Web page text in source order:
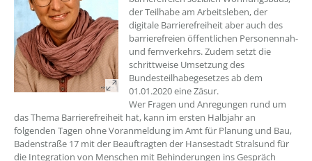
der Teilhabe am Arbeitsleben, der
digitale Barrierefreiheit aber auch des
barrierefreien öffentlichen Personennah-
und fernverkehrs. Zudem setzt die
schrittweise Umsetzung des
Bundesteilhabegesetzes ab dem
01.01.2020 eine Zäsur.
Wer Fragen und Anregungen rund um
das Thema Barrierefreiheit hat, kann im ersten Halbjahr an
folgenden Tagen ohne Voranmeldung im Amt für Planung und Bau,
Badenstraße 17 mit der Beauftragten der Hansestadt Stralsund für
die Integration von Menschen mit Behinderungen ins Gespräch